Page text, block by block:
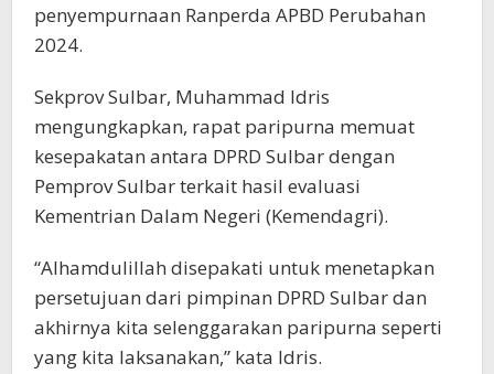
penyempurnaan Ranperda APBD Perubahan
2024.
Sekprov Sulbar, Muhammad Idris
mengungkapkan, rapat paripurna memuat
kesepakatan antara DPRD Sulbar dengan
Pemprov Sulbar terkait hasil evaluasi
Kementrian Dalam Negeri (Kemendagri).
“Alhamdulillah disepakati untuk menetapkan
persetujuan dari pimpinan DPRD Sulbar dan
akhirnya kita selenggarakan paripurna seperti
yang kita laksanakan,” kata Idris.